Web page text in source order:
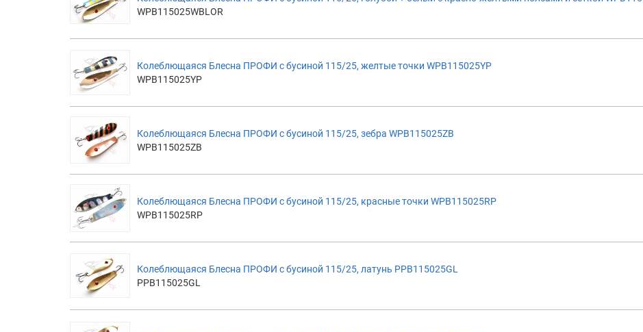
WPB115025WBLOR
Колеблющаяся Блесна ПРОФИ с бусиной 115/25, желтые точки WPB115025YP
WPB115025YP
Колеблющаяся Блесна ПРОФИ с бусиной 115/25, зебра WPB115025ZB
WPB115025ZB
Колеблющаяся Блесна ПРОФИ с бусиной 115/25, красные точки WPB115025RP
WPB115025RP
Колеблющаяся Блесна ПРОФИ с бусиной 115/25, латунь PPB115025GL
PPB115025GL